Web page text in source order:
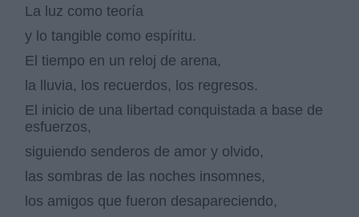
La luz como teoría
y lo tangible como espíritu.
El tiempo en un reloj de arena,
la lluvia, los recuerdos, los regresos.
El inicio de una libertad conquistada a base de
esfuerzos,
siguiendo senderos de amor y olvido,
las sombras de las noches insomnes,
los amigos que fueron desapareciendo,